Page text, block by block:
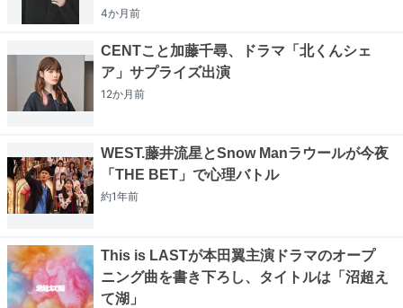
4か月前
CENTこと加藤千尋、ドラマ「北くんシェ
ア」サプライズ出演
12か月前
WEST.藤井流星とSnow Manラウールが今夜
「THE BET」で心理バトル
約1年前
This is LASTが本田翼主演ドラマのオープ
ニング曲を書き下ろし、タイトルは「沼超え
て湖」